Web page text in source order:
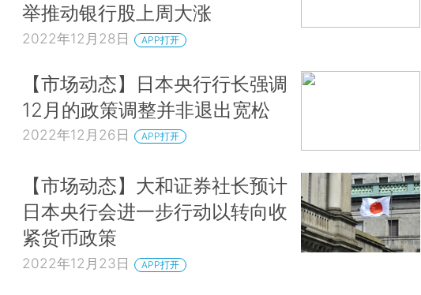
举推动银行股上周大涨
2022年12月28日 APP打开
【市场动态】日本央行行长强调
12月的政策调整并非退出宽松
2022年12月26日 APP打开
【市场动态】大和证券社长预计
日本央行会进一步行动以转向收
紧货币政策
2022年12月23日 APP打开